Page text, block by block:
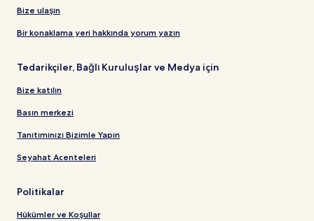
Bize ulaşın
Bir konaklama yeri hakkında yorum yazın
Tedarikçiler, Bağlı Kuruluşlar ve Medya için
Bize katılın
Basın merkezi
Tanıtımınızı Bizimle Yapın
Seyahat Acenteleri
Politikalar
Hükümler ve Koşullar